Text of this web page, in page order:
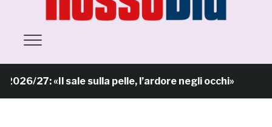
«Il sale sulla pelle, l’ardore negli occhi»